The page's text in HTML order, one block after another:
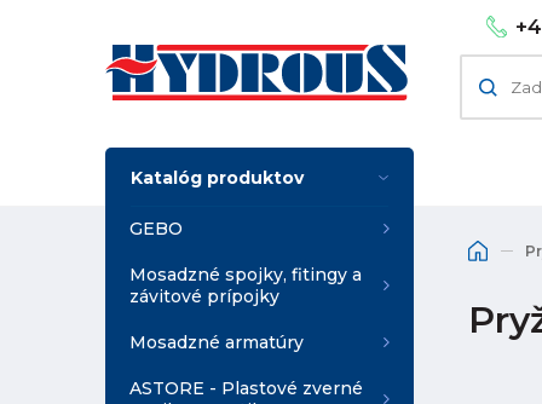
Katalóg produktov
GEBO
Mosadzné spojky, fitingy a
závitové prípojky
Mosadzné armatúry
ASTORE - Plastové zverné